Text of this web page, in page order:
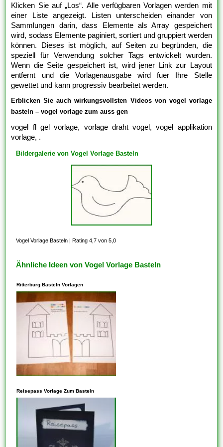
Klicken Sie auf „Los“. Alle verfügbaren Vorlagen werden mit
einer Liste angezeigt. Listen unterscheiden einander von
Sammlungen darin, dass Elemente als Array gespeichert
wird, sodass Elemente paginiert, sortiert und gruppiert werden
können. Dieses ist möglich, auf Seiten zu begründen, die
speziell für Verwendung solcher Tags entwickelt wurden.
Wenn die Seite gespeichert ist, wird jener Link zur Layout
entfernt und die Vorlagenausgabe wird fuer Ihre Stelle
gewettet und kann progressiv bearbeitet werden.
Erblicken Sie auch wirkungsvollsten Videos von vogel vorlage
basteln – vogel vorlage zum auss gen
vogel fl gel vorlage, vorlage draht vogel, vogel applikation
vorlage, .
Bildergalerie von Vogel Vorlage Basteln
Vogel Vorlage Basteln |Rating 4,7 von 5,0
Ähnliche Ideen von Vogel Vorlage Basteln
Ritterburg Basteln Vorlagen
dieses Ihnen frei, Vorlagen zu
kopieren, die auf der
freigegebenen CC-BY-SA-
Lizenz basieren. Vergewissern
Sie sich aber, dass die
Reisepass Vorlage Zum Basteln